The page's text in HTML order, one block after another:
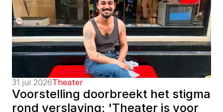
31 jul 2026Theater
Voorstelling doorbreekt het stigma
rond verslaving: 'Theater is voor